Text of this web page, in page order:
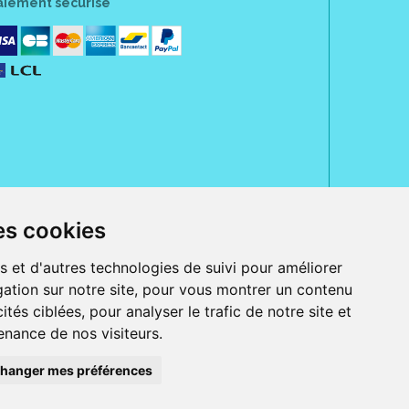
cookies
et d'autres technologies de suivi pour améliorer
sur notre site, pour vous montrer un contenu
ciblées, pour analyser le trafic de notre site et
de nos visiteurs.
mes préférences
Jeanne d' Harcourt, 80300 Albert.
ordonnance.
et iPod touch), ou sur Google Play (pour Androïd 5.0 ou version
Bancontact, PayPal.
beauté et bien-être ainsi que différents services : suivi personnalisé,
la peau, des cheveux...), mesure de la glycémie, perruques.
Pharmactiv réunit près de 1500 adhérents pharmaciens autour d' un
médical sous sa marque BetterLife.